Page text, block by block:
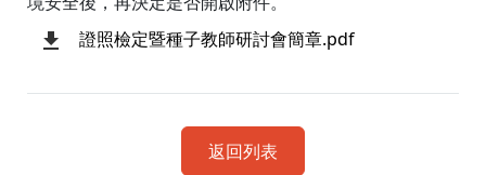
證照檢定暨種子教師研討會簡章.pdf
返回列表